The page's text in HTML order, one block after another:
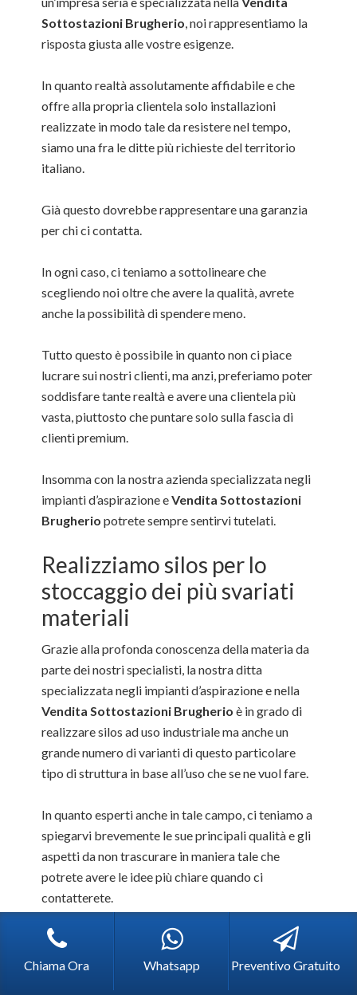
Sottostazioni Brugherio, noi rappresentiamo la
risposta giusta alle vostre esigenze.
In quanto realtà assolutamente affidabile e che
offre alla propria clientela solo installazioni
realizzate in modo tale da resistere nel tempo,
siamo una fra le ditte più richieste del territorio
italiano.
Già questo dovrebbe rappresentare una garanzia
per chi ci contatta.
In ogni caso, ci teniamo a sottolineare che
scegliendo noi oltre che avere la qualità, avrete
anche la possibilità di spendere meno.
Tutto questo è possibile in quanto non ci piace
lucrare sui nostri clienti, ma anzi, preferiamo poter
soddisfare tante realtà e avere una clientela più
vasta, piuttosto che puntare solo sulla fascia di
clienti premium.
Insomma con la nostra azienda specializzata negli
impianti d’aspirazione eVendita Sottostazioni
Brugherio potrete sempre sentirvi tutelati.
Realizziamo silos per lo
stoccaggio dei più svariati
materiali
Grazie alla profonda conoscenza della materia da
parte dei nostri specialisti, la nostra ditta
specializzata negli impianti d’aspirazione e nella
Vendita Sottostazioni Brugherio è in grado di
realizzare silos ad uso industriale ma anche un
grande numero di varianti di questo particolare
tipo di struttura in base all’uso che se ne vuol fare.
In quanto esperti anche in tale campo, ci teniamo a
spiegarvi brevemente le sue principali qualità e gli
aspetti da non trascurare in maniera tale che
potrete avere le idee più chiare quando ci
contatterete.
Innanzi tutto, la prima cosa da sapere è: cosa deve
contenere? Tali tipi di strutture, generalmente
Chiama Ora Whatsapp Preventivo Gratuito